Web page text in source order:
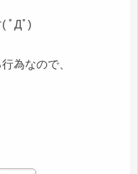
ﾟДﾟ)
為なので、